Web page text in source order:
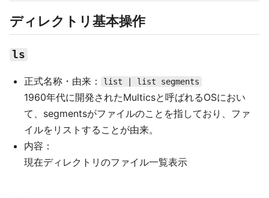
ディレクトリ基本操作
ls
正式名称・由来： list | list segments
1960年代に開発されたMulticsと呼ばれるOSにおい
て、segmentsがファイルのことを指しており、ファ
イルをリストすることが由来。
内容：
現在ディレクトリのファイル一覧表示